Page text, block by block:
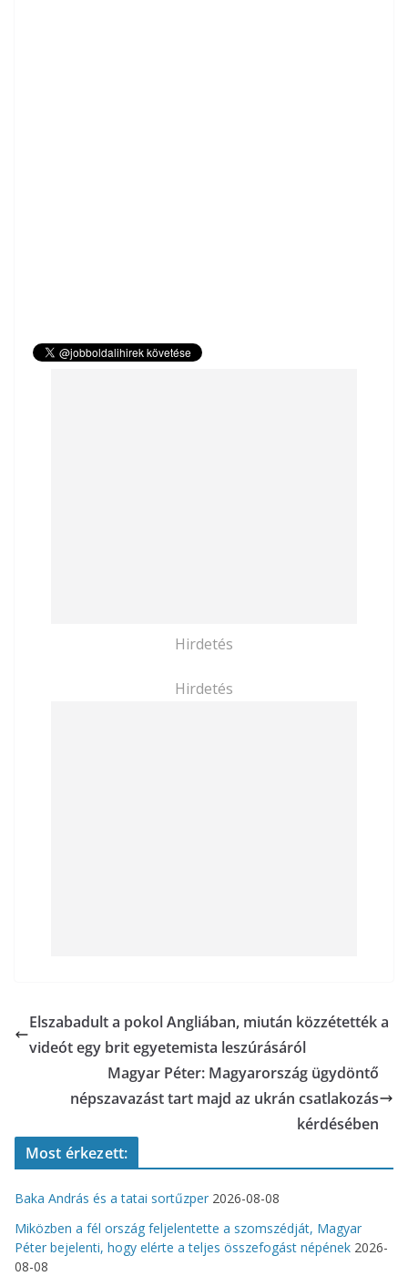
Hirdetés
Hirdetés
Elszabadult a pokol Angliában, miután közzétették a
videót egy brit egyetemista leszúrásáról
Magyar Péter: Magyarország ügydöntő
népszavazást tart majd az ukrán csatlakozás
kérdésében
Most érkezett:
Baka András és a tatai sortűzper 2026-08-08
Miközben a fél ország feljelentette a szomszédját, Magyar
Péter bejelenti, hogy elérte a teljes összefogást népének 2026-
08-08